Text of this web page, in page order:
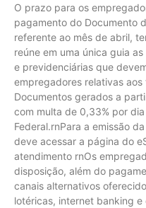
O prazo para os
pagamento do Documento
referente ao mês de abril,
reúne em uma única guia
e previdenciárias que
empregadores relativas
Documentos gerados a
com multa de 0,33% por
Federal.rnPara a emissão
deve acessar a página do
atendimento rnOs
disposição, além do
canais alternativos
lotéricas, internet banking